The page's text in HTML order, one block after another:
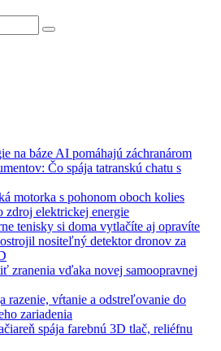
na báze AI pomáhajú záchranárom
Čo spája tatranskú chatu s
motorka s pohonom oboch kolies
zdroj elektrickej energie
tenisky si doma vytlačíte aj opravíte
nositeľný detektor dronov za
zranenia vďaka novej samoopravnej
razenie, vŕtanie a odstreľovanie do
zariadenia
spája farebnú 3D tlač, reliéfnu